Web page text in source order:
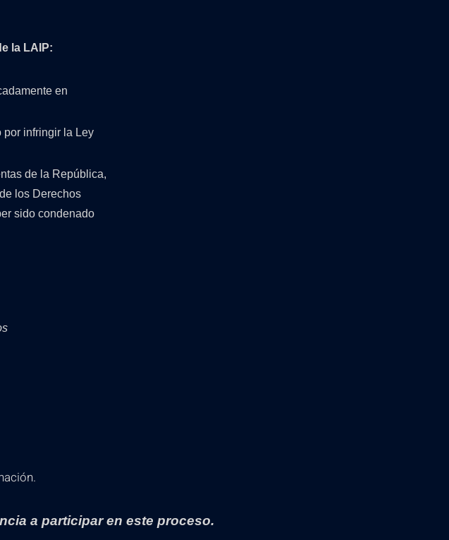
la LAIP:
en
por infringir la Ley
de la República,
los Derechos
sido condenado
a participar en este proceso.